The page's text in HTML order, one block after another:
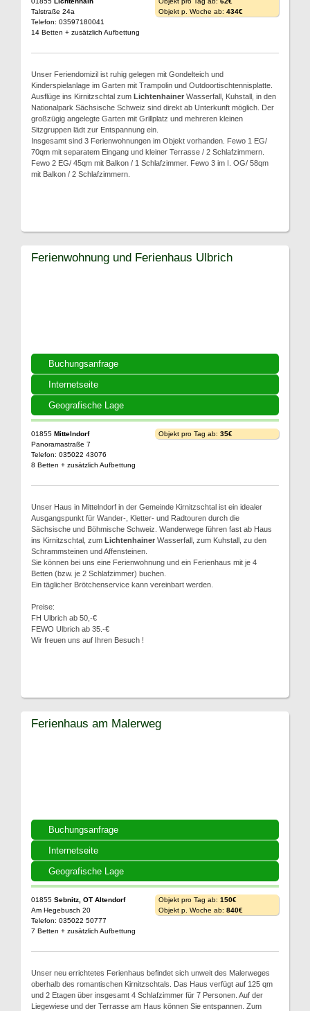
Talstraße 24a
Telefon: 03597180041
14 Betten + zusätzlich Aufbettung
Objekt p. Woche ab: 434€
Unser Feriendomizil ist ruhig gelegen mit Gondelteich und
Kinderspielanlage im Garten mit Trampolin und Outdoortischtennisplatte.
Ausflüge ins Kirnitzschtal zum Lichtenhainer Wasserfall, Kuhstall, in den
Nationalpark Sächsische Schweiz sind direkt ab Unterkunft möglich. Der
großzügig angelegte Garten mit Grillplatz und mehreren kleinen
Sitzgruppen lädt zur Entspannung ein.
Insgesamt sind 3 Ferienwohnungen im Objekt vorhanden. Fewo 1 EG/
70qm mit separatem Eingang und kleiner Terrasse / 2 Schlafzimmern.
Fewo 2 EG/ 45qm mit Balkon / 1 Schlafzimmer. Fewo 3 im I. OG/ 58qm
mit Balkon / 2 Schlafzimmern.
Buchungsanfrage
Internetseite
Geografische Lage
Ferienwohnung und Ferienhaus Ulbrich
01855 Mittelndorf
Panoramastraße 7
Telefon: 035022 43076
8 Betten + zusätzlich Aufbettung
Objekt pro Tag ab: 35€
Unser Haus in Mittelndorf in der Gemeinde Kirnitzschtal ist ein idealer
Ausgangspunkt für Wander-, Kletter- und Radtouren durch die
Sächsische und Böhmische Schweiz. Wanderwege führen fast ab Haus
ins Kirnitzschtal, zum Lichtenhainer Wasserfall, zum Kuhstall, zu den
Schrammsteinen und Affensteinen.
Sie können bei uns eine Ferienwohnung und ein Ferienhaus mit je 4
Betten (bzw. je 2 Schlafzimmer) buchen.
Ein täglicher Brötchenservice kann vereinbart werden.
Preise:
FH Ulbrich ab 50,-€
FEWO Ulbrich ab 35.-€
Wir freuen uns auf Ihren Besuch !
Buchungsanfrage
Internetseite
Geografische Lage
Ferienhaus am Malerweg
01855 Sebnitz, OT Altendorf
Am Hegebusch 20
Telefon: 035022 50777
7 Betten + zusätzlich Aufbettung
Objekt pro Tag ab: 150€
Objekt p. Woche ab: 840€
Unser neu errichtetes Ferienhaus befindet sich unweit des Malerweges
oberhalb des romantischen Kirnitzschtals. Das Haus verfügt auf 125 qm
und 2 Etagen über insgesamt 4 Schlafzimmer für 7 Personen. Auf der
Liegewiese und der Terrasse am Haus können Sie entspannen. Zum